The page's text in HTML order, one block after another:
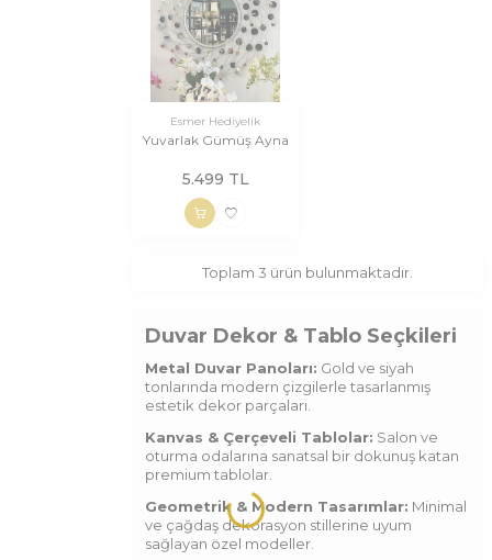
Esmer Hediyelik
Yuvarlak Gümüş Ayna
5.499 TL
Toplam 3 ürün bulunmaktadır.
Duvar Dekor & Tablo Seçkileri
Metal Duvar Panoları: Gold ve siyah
tonlarında modern çizgilerle tasarlanmış
estetik dekor parçaları.
Kanvas & Çerçeveli Tablolar: Salon ve
oturma odalarına sanatsal bir dokunuş katan
premium tablolar.
Geometrik & Modern Tasarımlar: Minimal
ve çağdaş dekorasyon stillerine uyum
sağlayan özel modeller.